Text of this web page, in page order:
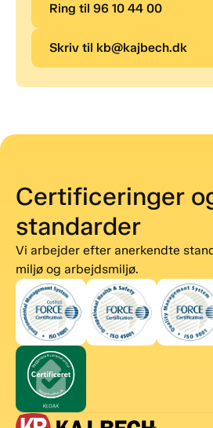
Ring til 96 10 44 00
Skriv til kb@kajbech.dk
Certificeringer
standarder
Vi arbejder efter anerkendte
miljø og arbejdsmiljø.